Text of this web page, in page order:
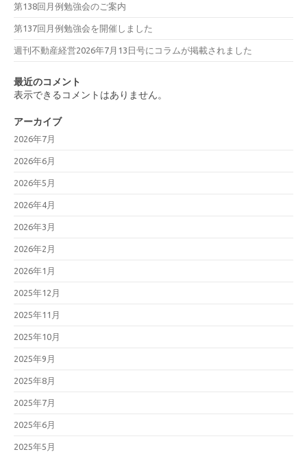
第138回月例勉強会のご案内
第137回月例勉強会を開催しました
週刊不動産経営2026年7月13日号にコラムが掲載されました
最近のコメント
表示できるコメントはありません。
アーカイブ
2026年7月
2026年6月
2026年5月
2026年4月
2026年3月
2026年2月
2026年1月
2025年12月
2025年11月
2025年10月
2025年9月
2025年8月
2025年7月
2025年6月
2025年5月